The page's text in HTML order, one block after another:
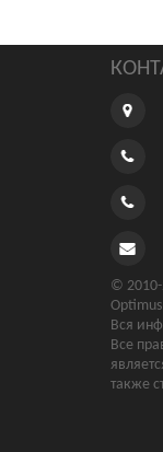
© 2010-
Вся
Все
также